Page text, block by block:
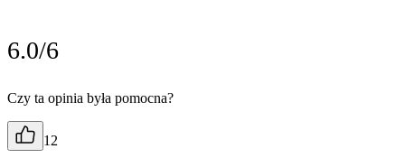
6.0/6
Czy ta opinia była pomocna?
12